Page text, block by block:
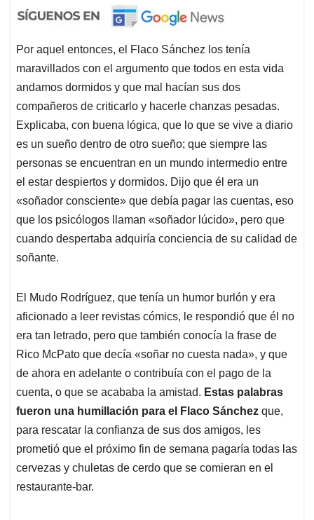
Por aquel entonces, el Flaco Sánchez los tenía
maravillados con el argumento que todos en esta vida
andamos dormidos y que mal hacían sus dos
compañeros de criticarlo y hacerle chanzas pesadas.
Explicaba, con buena lógica, que lo que se vive a diario
es un sueño dentro de otro sueño; que siempre las
personas se encuentran en un mundo intermedio entre
el estar despiertos y dormidos. Dijo que él era un
«soñador consciente» que debía pagar las cuentas, eso
que los psicólogos llaman «soñador lúcido», pero que
cuando despertaba adquiría conciencia de su calidad de
soñante.
El Mudo Rodríguez, que tenía un humor burlón y era
aficionado a leer revistas cómics, le respondió que él no
era tan letrado, pero que también conocía la frase de
Rico McPato que decía «soñar no cuesta nada», y que
de ahora en adelante o contribuía con el pago de la
cuenta, o que se acababa la amistad. Estas palabras
fueron una humillación para el Flaco Sánchez que,
para rescatar la confianza de sus dos amigos, les
prometió que el próximo fin de semana pagaría todas las
cervezas y chuletas de cerdo que se comieran en el
restaurante-bar.